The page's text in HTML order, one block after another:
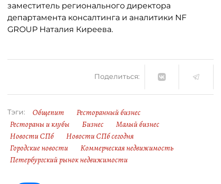
заместитель регионального директора
департамента консалтинга и аналитики NF
GROUP Наталия Киреева.
Поделиться:
Тэги: Общепит
Ресторанный бизнес
Рестораны и клубы
Бизнес
Малый бизнес
Новости СПб
Новости СПб сегодня
Городские новости
Коммерческая недвижимость
Петербургский рынок недвижимости